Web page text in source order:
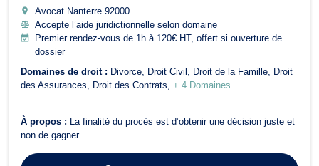
Avocat Nanterre 92000
Accepte l’aide juridictionnelle selon domaine
Premier rendez-vous de 1h à 120€ HT, offert si ouverture de
dossier
Domaines de droit : Divorce Droit Civil Droit de la Famille
Droit
des Assurances
Droit des Contrats + 4 Domaines
À propos :
La finalité du procès est d’obtenir une décision juste et
non de gagner